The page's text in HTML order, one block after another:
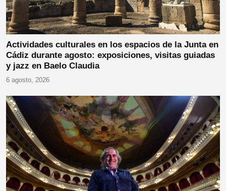
Actividades culturales en los espacios de la Junta en
Cádiz durante agosto: exposiciones, visitas guiadas
y jazz en Baelo Claudia
6 agosto, 2026